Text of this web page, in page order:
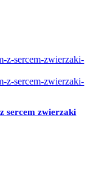
sercem zwierzaki